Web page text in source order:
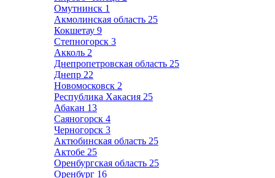
Омутнинск 1
Акмолинская область 25
Кокшетау 9
Степногорск 3
Акколь 2
Днепропетровская область 25
Днепр 22
Новомосковск 2
Республика Хакасия 25
Абакан 13
Саяногорск 4
Черногорск 3
Актюбинская область 25
Актобе 25
Оренбургская область 25
Оренбург 16